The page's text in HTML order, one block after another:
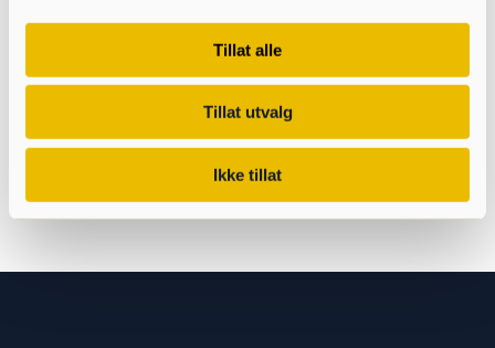
Tillat alle
Tillat utvalg
Ikke tillat